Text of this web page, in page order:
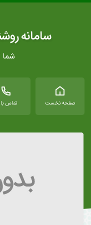
سامانه
شما
صفحه نخست تماس با